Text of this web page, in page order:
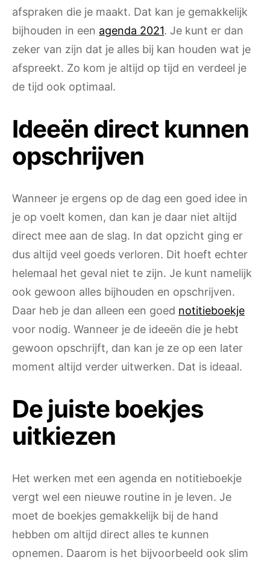
afspraken die je maakt. Dat kan je gemakkelijk
bijhouden in een agenda 2021. Je kunt er dan
zeker van zijn dat je alles bij kan houden wat je
afspreekt. Zo kom je altijd op tijd en verdeel je
de tijd ook optimaal.
Ideeën direct kunnen
opschrijven
Wanneer je ergens op de dag een goed idee in
je op voelt komen, dan kan je daar niet altijd
direct mee aan de slag. In dat opzicht ging er
dus altijd veel goeds verloren. Dit hoeft echter
helemaal het geval niet te zijn. Je kunt namelijk
ook gewoon alles bijhouden en opschrijven.
Daar heb je dan alleen een goed notitieboekje
voor nodig. Wanneer je de ideeën die je hebt
gewoon opschrijft, dan kan je ze op een later
moment altijd verder uitwerken. Dat is ideaal.
De juiste boekjes
uitkiezen
Het werken met een agenda en notitieboekje
vergt wel een nieuwe routine in je leven. Je
moet de boekjes gemakkelijk bij de hand
hebben om altijd direct alles te kunnen
opnemen. Daarom is het bijvoorbeeld ook slim